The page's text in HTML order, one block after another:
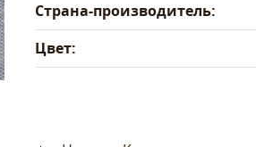
Страна-производитель:
Цвет: